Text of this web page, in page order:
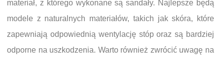
materiał, z którego wykonane są sandały. Najlepsze będą
modele z naturalnych materiałów, takich jak skóra, które
zapewniają odpowiednią wentylację stóp oraz są bardziej
odporne na uszkodzenia. Warto również zwrócić uwagę na